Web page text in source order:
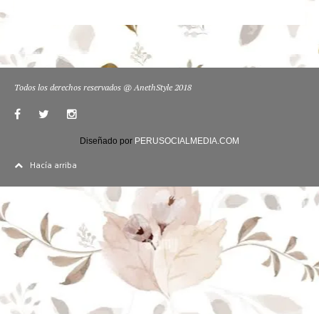
Todos los derechos reservados @ AnethStyle 2018
Diseñado por PERUSOCIALMEDIA.COM
Hacía arriba